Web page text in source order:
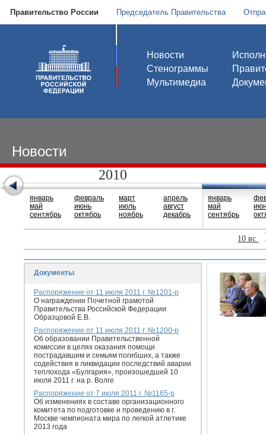
Правительство России Председатель Правительства
Новости
Стенограммы
Мультимедиа
Новости
2010
январь
май
сентябрь
февраль
июнь
октябрь
март
июль
ноябрь
апрель
август
декабрь
январь
май
сентябрь
10 вс
Документы
Распоряжение от 11 июля 2011 г. №1201-р
O награждении Почетной грамотой
Правительства Российской Федерации
Образцовой Е.В.
Распоряжение от 11 июля 2011 г. №1200-р
Об образовании Правительственной
комиссии в целях оказания помощи
пострадавшим и семьям погибших, а также
содействия в ликвидации последствий аварии
теплохода «Булгария», произошедшей 10
июля 2011 г. на р. Волге
Распоряжение от 7 июля 2011 г. №1165-р
Об изменениях в составе организационного
комитета по подготовке и проведению в г.
Москве чемпионата мира по легкой атлетике
2013 года